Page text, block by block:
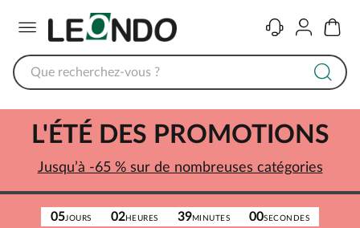
ContactComptePanier
05JOURS 02HEURES 39MINUTES 00SECONDES
L'ÉTÉ DES PROMOTIONS
Jusqu’à -65 % sur de nombreuses catégories